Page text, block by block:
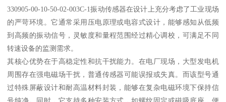
330905-00-10-50-02-003C-1振动传感器在设计上充分考虑了工业现场
的严苛环境。它通常采用压电原理或电容式设计，能够感知从低频
到高频的振动信号，灵敏度和量程范围经过精心调校，可满足不同
转速设备的监测需求。
其核心优势在于高稳定性和抗干扰能力。在电厂现场，大型发电机
周围存在强电磁场干扰，普通传感器可能误报或失真。而该型号通
过特殊屏蔽设计和耐高温材料封装，能够在复杂电磁环境下保持信